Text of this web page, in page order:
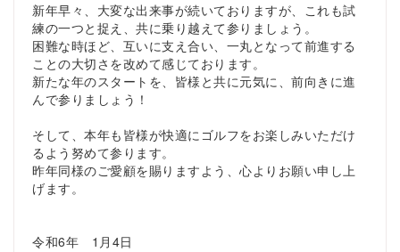
新年早々、大変な出来事が続いておりますが、これも試
練の一つと捉え、共に乗り越えて参りましょう。
困難な時ほど、互いに支え合い、一丸となって前進する
ことの大切さを改めて感じております。
新たな年のスタートを、皆様と共に元気に、前向きに進
んで参りましょう！
そして、本年も皆様が快適にゴルフをお楽しみいただけ
るよう努めて参ります。
昨年同様のご愛顧を賜りますよう、心よりお願い申し上
げます。
令和6年 1月4日